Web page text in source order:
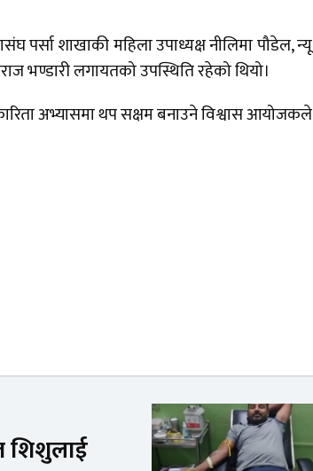
पर्सा शाखाकी महिला उपाध्यक्ष नीलिमा पौडेल, न्यू
भण्डारी लगायतको उपस्थिति रहेको थियो।
अभ्यासमा थप सक्षम बनाउने विश्वास आयोजकले
शिशुलाई